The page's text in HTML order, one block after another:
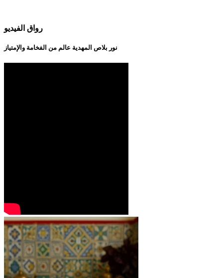
رواق الفيديو
نور بلاص المهدية عالم من الفخامة والإمتياز